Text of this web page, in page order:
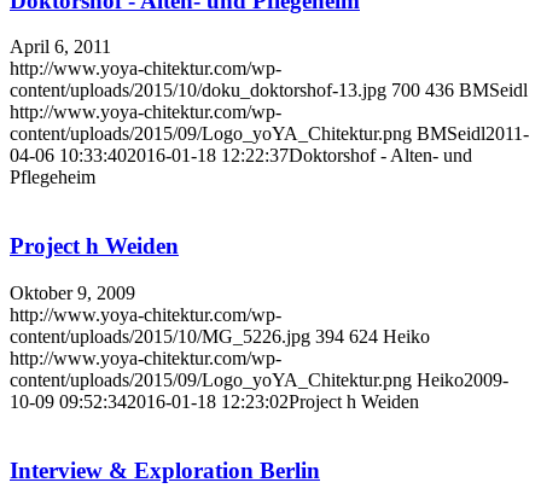
April 6, 2011
http://www.yoya-chitektur.com/wp-
content/uploads/2015/10/doku_doktorshof-13.jpg 700 436 BMSeidl
http://www.yoya-chitektur.com/wp-
content/uploads/2015/09/Logo_yoYA_Chitektur.png BMSeidl2011-
04-06 10:33:402016-01-18 12:22:37Doktorshof - Alten- und
Pflegeheim
Project h Weiden
Oktober 9, 2009
http://www.yoya-chitektur.com/wp-
content/uploads/2015/10/MG_5226.jpg 394 624 Heiko
http://www.yoya-chitektur.com/wp-
content/uploads/2015/09/Logo_yoYA_Chitektur.png Heiko2009-
10-09 09:52:342016-01-18 12:23:02Project h Weiden
Interview & Exploration Berlin